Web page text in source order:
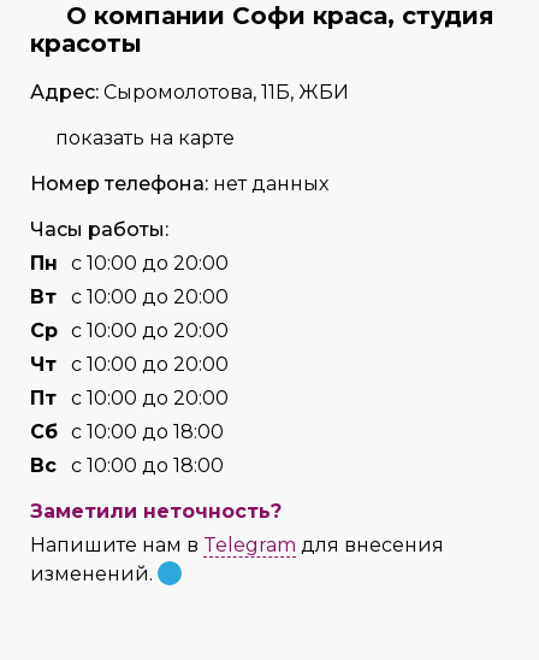
О компании Софи краса, студия
красоты
Адрес: Сыромолотова, 11Б, ЖБИ
показать на карте
Номер телефона: нет данных
Часы работы:
Пн
с 10:00 до 20:00
Вт
с 10:00 до 20:00
Cр с 10:00 до 20:00
Чт
с 10:00 до 20:00
Пт
с 10:00 до 20:00
Сб с 10:00 до 18:00
Вс
с 10:00 до 18:00
Заметили неточность?
Напишите нам в Telegram для внесения
изменений.